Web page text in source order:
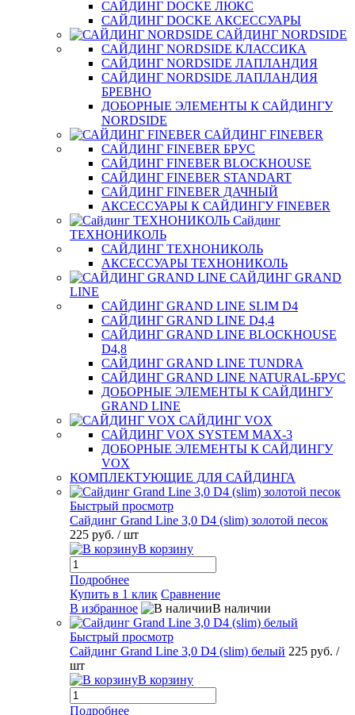
САЙДИНГ DOCKE ЛЮКС
САЙДИНГ DOCKE АКСЕССУАРЫ
САЙДИНГ NORDSIDE
САЙДИНГ NORDSIDE КЛАССИКА
САЙДИНГ NORDSIDE ЛАПЛАНДИЯ
САЙДИНГ NORDSIDE ЛАПЛАНДИЯ
БРЕВНО
ДОБОРНЫЕ ЭЛЕМЕНТЫ К САЙДИНГУ
NORDSIDE
САЙДИНГ FINEBER
САЙДИНГ FINEBER БРУС
САЙДИНГ FINEBER BLOCKHOUSE
САЙДИНГ FINEBER STANDART
САЙДИНГ FINEBER ДАЧНЫЙ
АКСЕССУАРЫ К САЙДИНГУ FINEBER
Сайдинг
ТЕХНОНИКОЛЬ
САЙДИНГ ТЕХНОНИКОЛЬ
АКСЕССУАРЫ ТЕХНОНИКОЛЬ
САЙДИНГ GRAND
LINE
САЙДИНГ GRAND LINE SLIM D4
САЙДИНГ GRAND LINE D4,4
САЙДИНГ GRAND LINE BLOCKHOUSE
D4,8
САЙДИНГ GRAND LINE TUNDRA
САЙДИНГ GRAND LINE NATURAL-БРУС
ДОБОРНЫЕ ЭЛЕМЕНТЫ К САЙДИНГУ
GRAND LINE
САЙДИНГ VOX
САЙДИНГ VOX SYSTEM MAX-3
ДОБОРНЫЕ ЭЛЕМЕНТЫ К САЙДИНГУ
VOX
КОМПЛЕКТУЮЩИЕ ДЛЯ САЙДИНГА
Быстрый просмотр
Сайдинг Grand Line 3,0 D4 (slim) золотой песок
225 руб. / шт
В корзину
Подробнее
Купить в 1 клик Сравнение
В избранное
В наличии
Быстрый просмотр
Сайдинг Grand Line 3,0 D4 (slim) белый 225 руб. /
шт
В корзину
Подробнее